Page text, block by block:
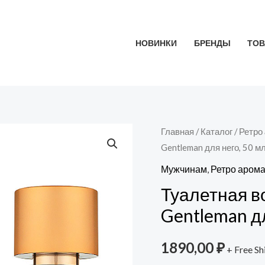
НОВИНКИ БРЕНДЫ
Главная /Каталог /
Gentleman для него, 50 мл
Мужчинам Ретро
Туалетная
Gentleman
1890,00₽ + Free
Количество
товара
Туалетная
Absolute
by
Gentleman